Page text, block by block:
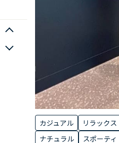
カジュアル リラックス
ナチュラル
スポーティ